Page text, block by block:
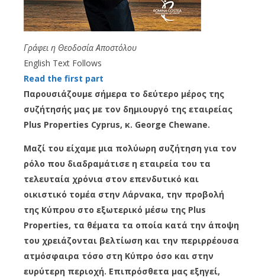
Γράφει η Θεοδοσία Αποστόλου
English Text Follows
Read the first part
Παρουσιάζουμε σήμερα το δεύτερο μέρος της
συζήτησής μας με τον δημιουργό της εταιρείας
Plus Properties Cyprus, κ. George Chewane.
Μαζί του είχαμε μια πολύωρη συζήτηση για τον
ρόλο που διαδραμάτισε η εταιρεία του τα
τελευταία χρόνια στον επενδυτικό και
οικιστικό τομέα στην Λάρνακα, την προβολή
της Κύπρου στο εξωτερικό μέσω της Plus
Properties, τα θέματα τα οποία κατά την άποψη
του χρειάζονται βελτίωση και την περιρρέουσα
ατμόσφαιρα τόσο στη Κύπρο όσο και στην
ευρύτερη περιοχή. Επιπρόσθετα μας εξηγεί,